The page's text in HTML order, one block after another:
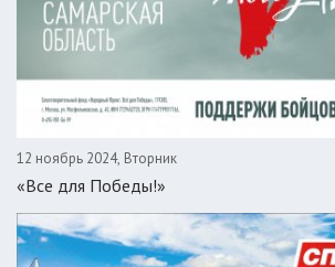
12 ноябрь 2024, Вторник
«Все для Победы!»